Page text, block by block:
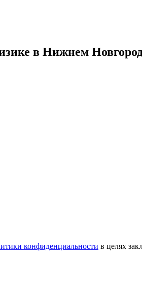
в Нижнем
конфиденциальности в целях